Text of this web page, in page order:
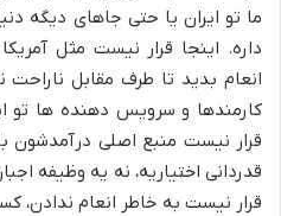
ما تو ایران یا حتی جاهای دیگه
داره. اینجا قرار نیست مثل
انعام بدید تا طرف مقابل
کارمندها و سرویس دهنده ها تو
قرار نیست منبع اصلی درآمدشون
قدردانی اختیاریه، نه یه وظیفه
قرار نیست به خاطر انعام ندادن،